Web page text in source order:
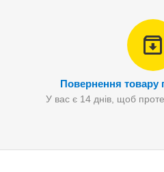
Повернення товару
У вас є 14 днів, щоб